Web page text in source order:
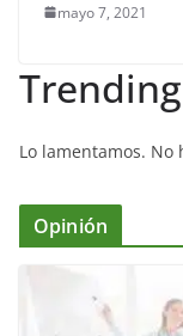
mayo 7, 2021
Trending
Lo lamentamos.
Opinión